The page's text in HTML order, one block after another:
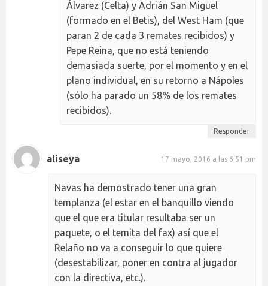
Álvarez (Celta) y Adrián San Miguel
(formado en el Betis), del West Ham (que
paran 2 de cada 3 remates recibidos) y
Pepe Reina, que no está teniendo
demasiada suerte, por el momento y en el
plano individual, en su retorno a Nápoles
(sólo ha parado un 58% de los remates
recibidos).
Responder
aliseya 17 mayo, 2016 a las 6:51 pm
Navas ha demostrado tener una gran
templanza (el estar en el banquillo viendo
que el que era titular resultaba ser un
paquete, o el temita del fax) así que el
Relaño no va a conseguir lo que quiere
(desestabilizar, poner en contra al jugador
con la directiva, etc.).